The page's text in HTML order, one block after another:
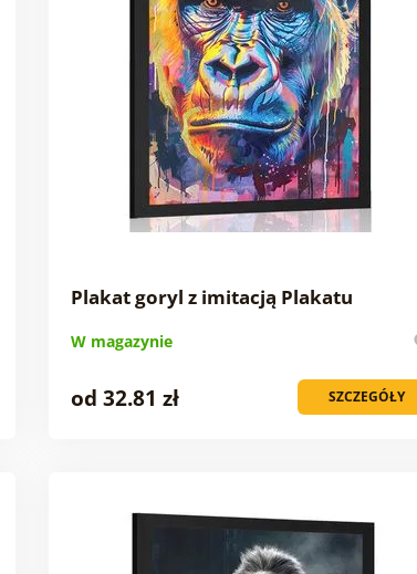
Plakat goryl z imitacją Plakatu
W magazynie
SZCZEGÓŁY
od 32.81 zł